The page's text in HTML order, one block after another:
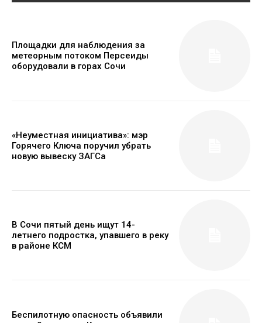
Площадки для наблюдения за
метеорным потоком Персеиды
оборудовали в горах Сочи
«Неуместная инициатива»: мэр
Горячего Ключа поручил убрать
новую вывеску ЗАГСа
В Сочи пятый день ищут 14-
летнего подростка, упавшего в реку
в районе КСМ
Беспилотную опасность объявили